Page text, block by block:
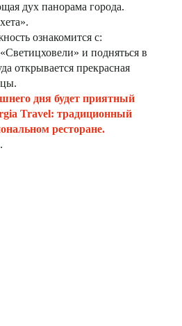
дух панорама города.
ознакомится с:
и подняться в
открывается прекрасная
дня будет приятный
Travel: традиционный
ресторане.